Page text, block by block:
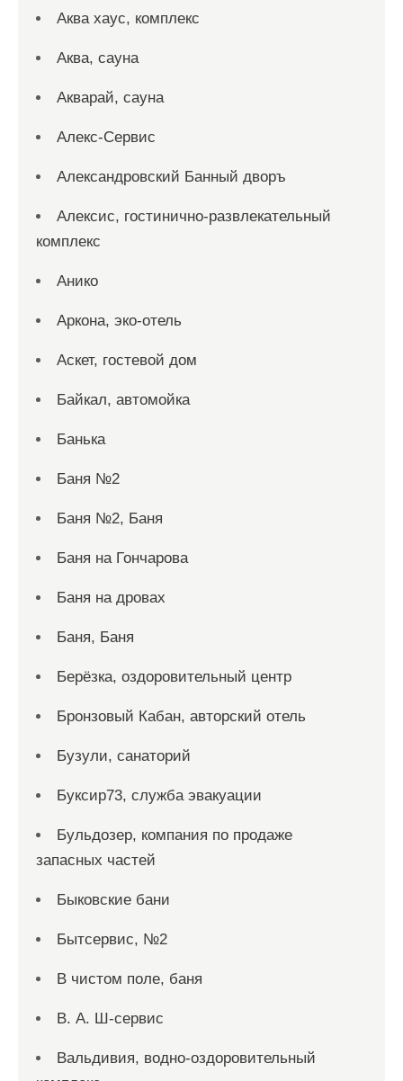
Аква хаус, комплекс
Аква, сауна
Акварай, сауна
Алекс-Сервис
Александровский Банный дворъ
Алексис, гостинично-развлекательный
комплекс
Анико
Аркона, эко-отель
Аскет, гостевой дом
Байкал, автомойка
Банька
Баня №2
Баня №2, Баня
Баня на Гончарова
Баня на дровах
Баня, Баня
Берёзка, оздоровительный центр
Бронзовый Кабан, авторский отель
Бузули, санаторий
Буксир73, служба эвакуации
Бульдозер, компания по продаже
запасных частей
Быковские бани
Бытсервис, №2
В чистом поле, баня
В. А. Ш-сервис
Вальдивия, водно-оздоровительный